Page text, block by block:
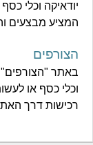
יודאיקה וכלי
המציע מבצעים
הצורפים
באתר "הצורפים"
וכלי כסף או
רכישות דרך